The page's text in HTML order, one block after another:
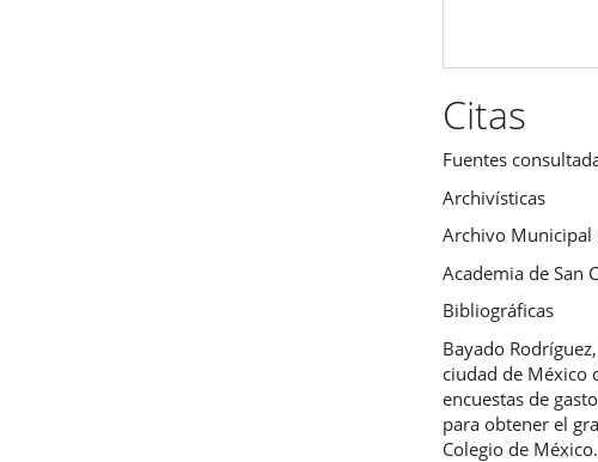
Citas
Fuentes
Archivísticas
Archivo Municipal
Academia de San
Bibliográficas
Bayado
ciudad de México
encuestas de
para obtener el
Colegio de México.